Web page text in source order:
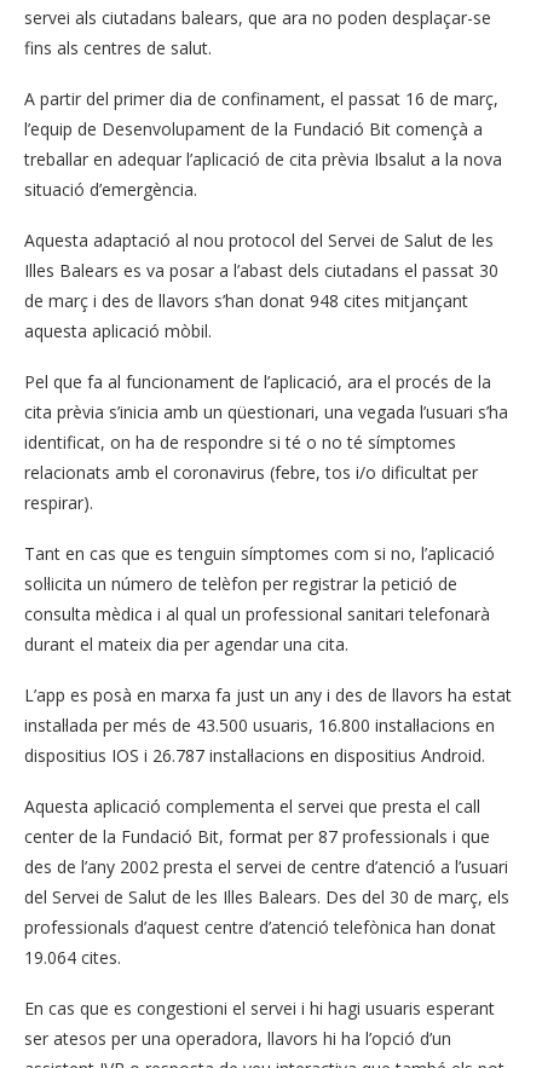
servei als ciutadans balears, que ara no poden desplaçar-se
fins als centres de salut.
A partir del primer dia de confinament, el passat 16 de març,
l’equip de Desenvolupament de la Fundació Bit començà a
treballar en adequar l’aplicació de cita prèvia Ibsalut a la nova
situació d’emergència.
Aquesta adaptació al nou protocol del Servei de Salut de les
Illes Balears es va posar a l’abast dels ciutadans el passat 30
de març i des de llavors s’han donat 948 cites mitjançant
aquesta aplicació mòbil.
Pel que fa al funcionament de l’aplicació, ara el procés de la
cita prèvia s’inicia amb un qüestionari, una vegada l’usuari s’ha
identificat, on ha de respondre si té o no té símptomes
relacionats amb el coronavirus (febre, tos i/o dificultat per
respirar).
Tant en cas que es tenguin símptomes com si no, l’aplicació
sol·licita un número de telèfon per registrar la petició de
consulta mèdica i al qual un professional sanitari telefonarà
durant el mateix dia per agendar una cita.
L’app es posà en marxa fa just un any i des de llavors ha estat
instal·lada per més de 43.500 usuaris, 16.800 instal·lacions en
dispositius IOS i 26.787 instal·lacions en dispositius Android.
Aquesta aplicació complementa el servei que presta el call
center de la Fundació Bit, format per 87 professionals i que
des de l’any 2002 presta el servei de centre d’atenció a l’usuari
del Servei de Salut de les Illes Balears. Des del 30 de març, els
professionals d’aquest centre d’atenció telefònica han donat
19.064 cites.
En cas que es congestioni el servei i hi hagi usuaris esperant
ser atesos per una operadora, llavors hi ha l’opció d’un